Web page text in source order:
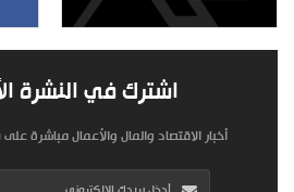
اشترك في النشرة
أخبار الاقتصاد والمال والأعمال مباشرة